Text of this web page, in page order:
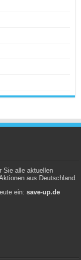
Sie alle aktuellen
aus Deutschland.
ein: save-up.de